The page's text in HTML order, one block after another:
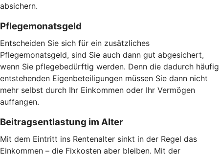
absichern.
Pflegemonatsgeld
Entscheiden Sie sich für ein zusätzliches
Pflegemonatsgeld, sind Sie auch dann gut abgesichert,
wenn Sie pflegebedürftig werden. Denn die dadurch häufig
entstehenden Eigenbeteiligungen müssen Sie dann nicht
mehr selbst durch Ihr Einkommen oder Ihr Vermögen
auffangen.
Beitragsentlastung im Alter
Mit dem Eintritt ins Rentenalter sinkt in der Regel das
Einkommen – die Fixkosten aber bleiben. Mit der